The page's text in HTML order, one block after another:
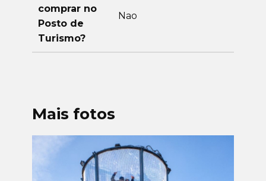
comprar no
Posto de
Turismo?
Nao
Mais fotos